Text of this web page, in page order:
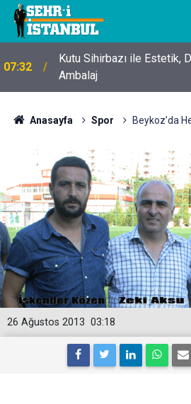
07:32
Kutu Sihirbazı ile Estetik,
Ambalaj
Anasayfa Spor Beykoz’da
03:18
26 Ağustos 2013